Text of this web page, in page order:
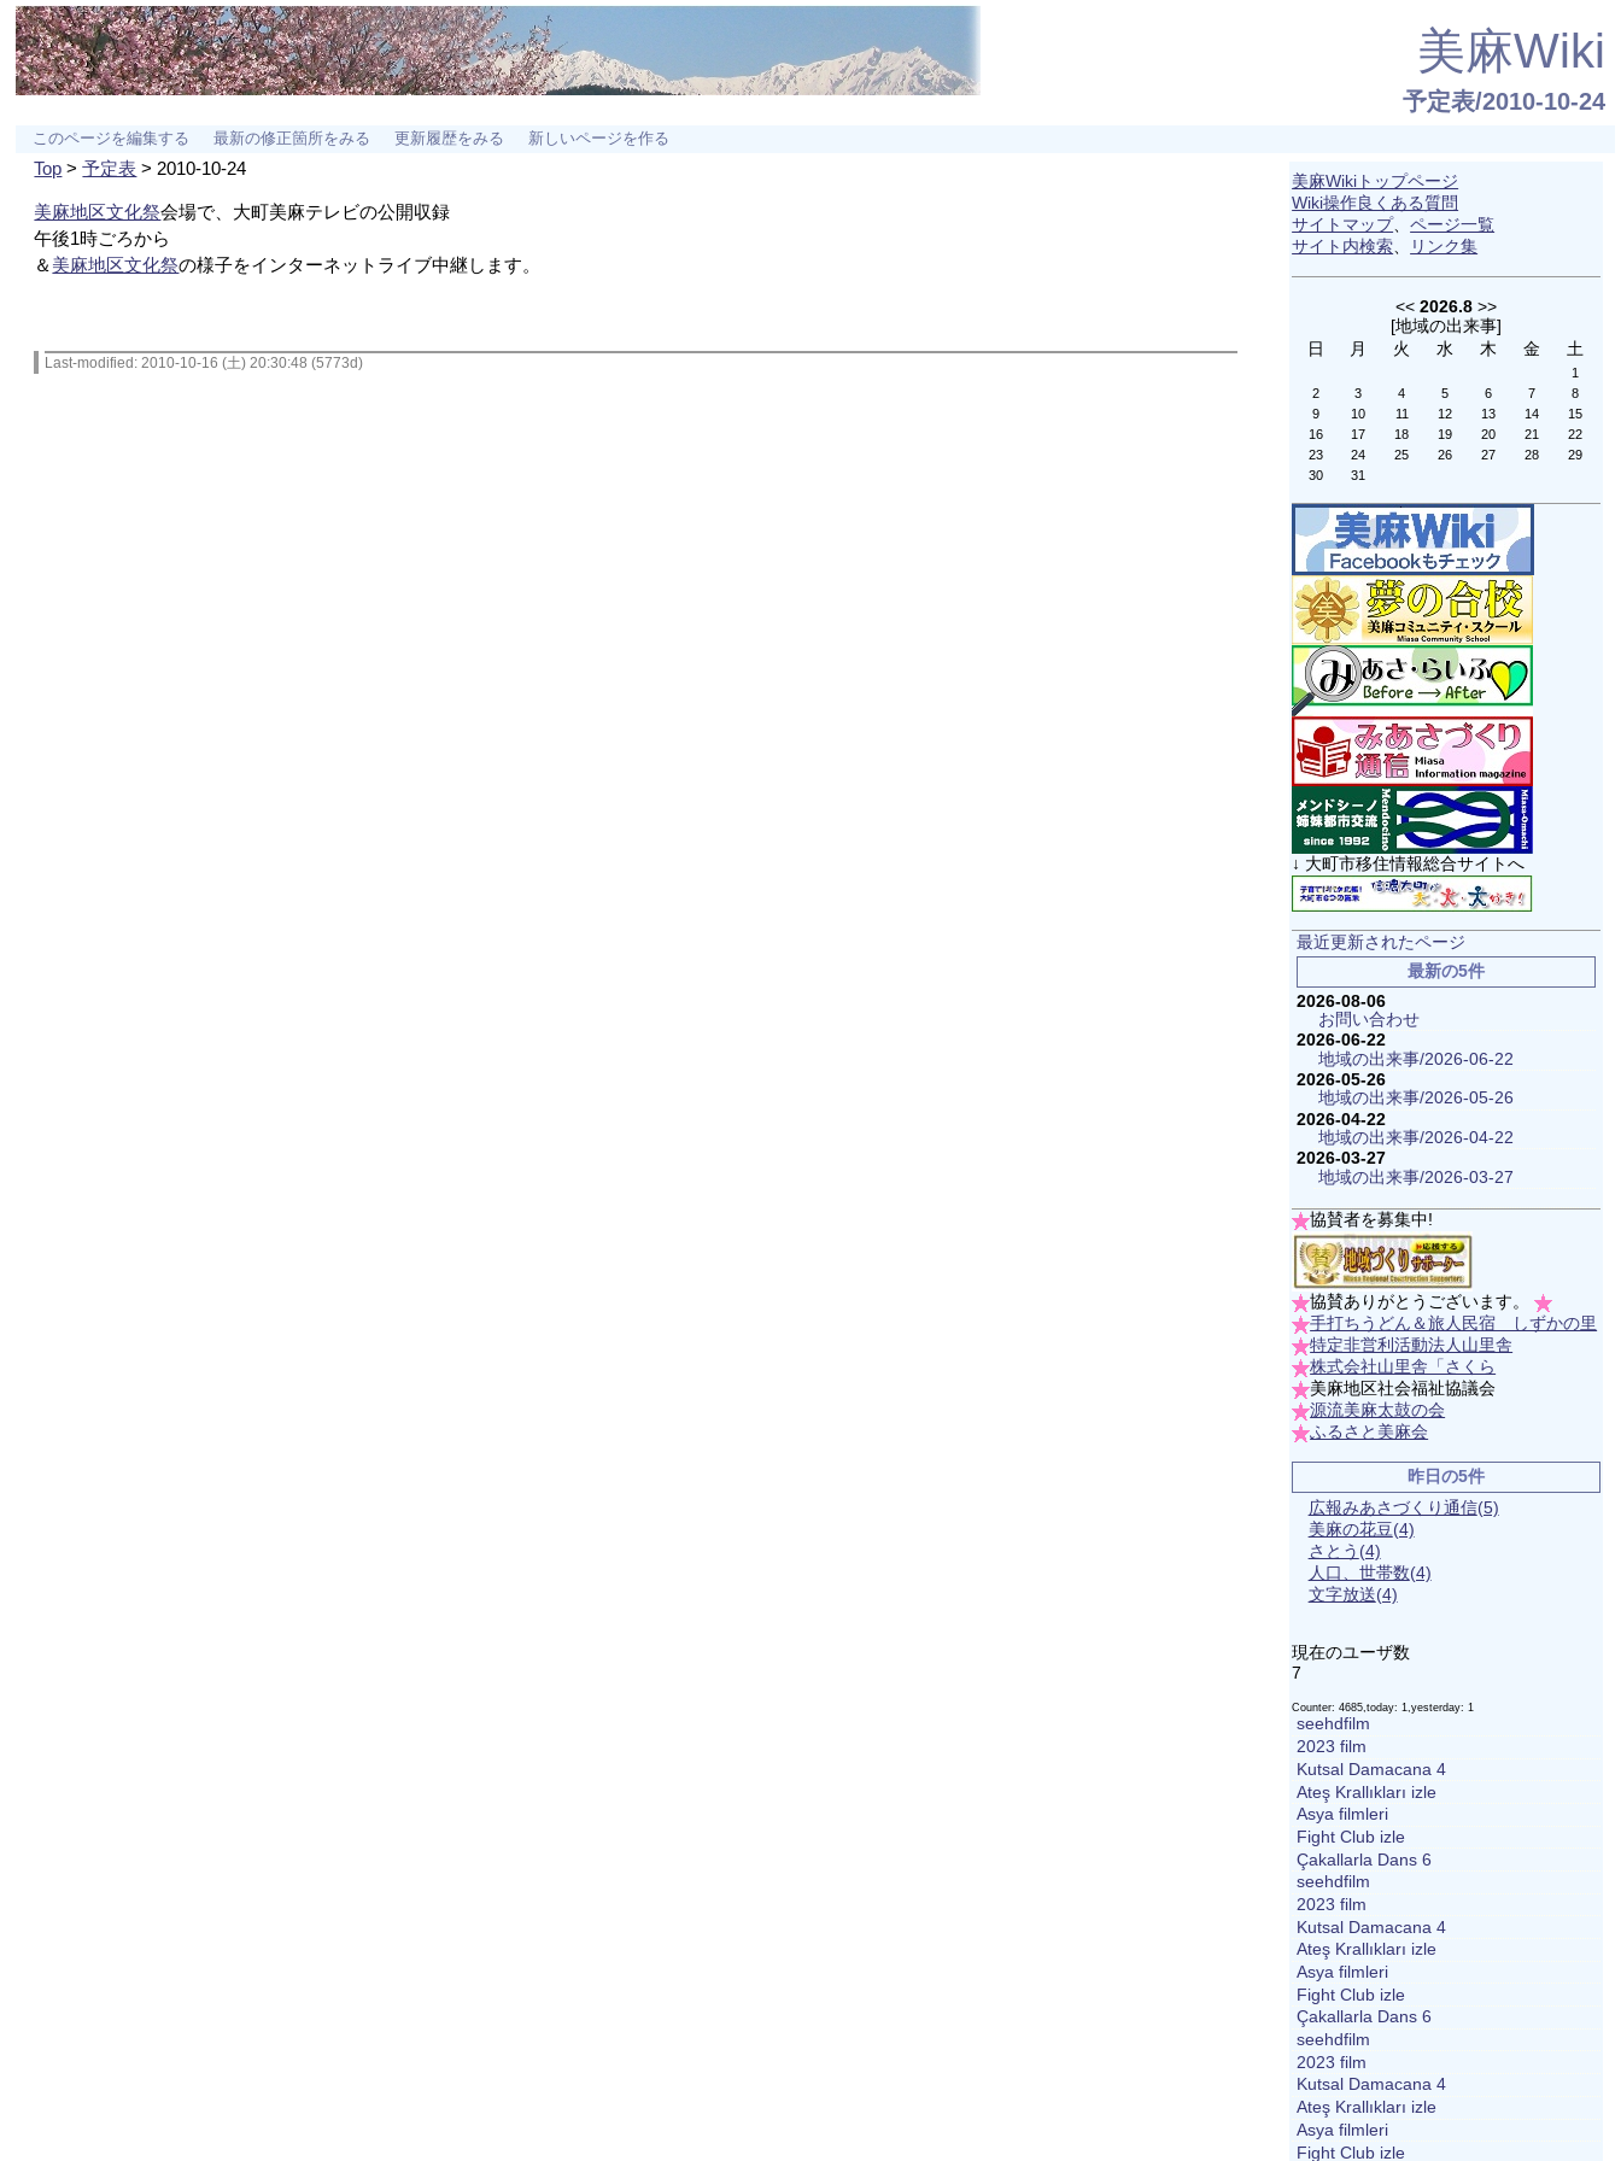
美麻Wiki
予定表/2010-10-24
このページを編集する 最新の修正箇所をみる 更新履歴をみる 新しいページを作る
Top >予定表 > 2010-10-24
美麻地区文化祭会場で、大町美麻テレビの公開収録
午後1時ごろから
＆ 美麻地区文化祭の様子をインターネットライブ中継します。
Last-modified: 2010-10-16 (土) 20:30:48 (5773d)
美麻Wikiトップページ
Wiki操作良くある質問
サイトマップ、ページ一覧
サイト内検索、 リンク集
<< 2026.8 >>
[地域の出来事]
日
月 火 水 木 金 土
1
2
3 4 5 6 7
8
9
10 11 12 13 14
15
16
17 18 19 20 21
22
23
24 25 26 27 28
29
30
31
↓ 大町市移住情報総合サイトへ
最近更新されたページ
最新の5件
2026-08-06
お問い合わせ
2026-06-22
地域の出来事/2026-06-22
2026-05-26
地域の出来事/2026-05-26
2026-04-22
地域の出来事/2026-04-22
2026-03-27
地域の出来事/2026-03-27
協賛者を募集中!
協賛ありがとうございます。
手打ちうどん＆旅人民宿 しずかの里
特定非営利活動法人山里舎
株式会社山里舎「さくら
美麻地区社会福祉協議会
源流美麻太鼓の会
ふるさと美麻会
昨日の5件
広報みあさづくり通信(5)
美麻の花豆(4)
さとう (4)
人口、世帯数(4)
文字放送(4)
現在のユーザ数
7
Counter: 4685,today: 1,yesterday: 1
seehdfilm
2023 film
Kutsal Damacana 4
Ateş Krallıkları izle
Asya filmleri
Fight Club izle
Çakallarla Dans 6
seehdfilm
2023 film
Kutsal Damacana 4
Ateş Krallıkları izle
Asya filmleri
Fight Club izle
Çakallarla Dans 6
seehdfilm
2023 film
Kutsal Damacana 4
Ateş Krallıkları izle
Asya filmleri
Fight Club izle